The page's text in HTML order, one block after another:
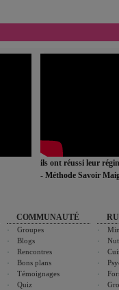
ils ont réussi leur
- Méthode Savoir
COMMUNAUTÉ
Groupes
Blogs
Rencontres
Bons plans
Témoignages
Quiz